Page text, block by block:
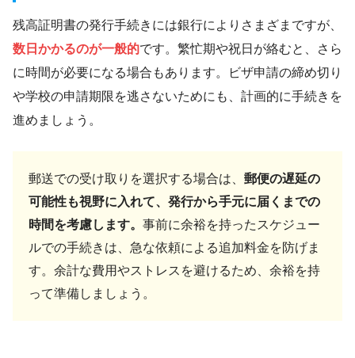
残高証明書の発行手続きには銀行によりさまざまですが、
数日かかるのが一般的です。繁忙期や祝日が絡むと、さら
に時間が必要になる場合もあります。ビザ申請の締め切り
や学校の申請期限を逃さないためにも、計画的に手続きを
進めましょう。
郵送での受け取りを選択する場合は、 郵便の遅延の
可能性も視野に入れて、発行から手元に届くまでの
時間を考慮します。 事前に余裕を持ったスケジュー
ルでの手続きは、急な依頼による追加料金を防げま
す。余計な費用やストレスを避けるため、余裕を持
って準備しましょう。